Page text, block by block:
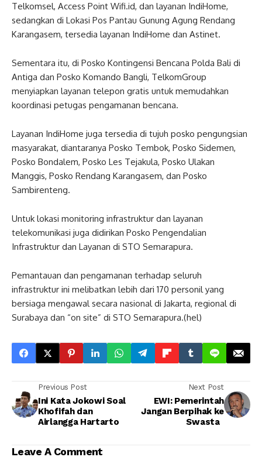
Telkomsel, Access Point Wifi.id, dan layanan IndiHome,
sedangkan di Lokasi Pos Pantau Gunung Agung Rendang
Karangasem, tersedia layanan IndiHome dan Astinet.
Sementara itu, di Posko Kontingensi Bencana Polda Bali di
Antiga dan Posko Komando Bangli, TelkomGroup
menyiapkan layanan telepon gratis untuk memudahkan
koordinasi petugas pengamanan bencana.
Layanan IndiHome juga tersedia di tujuh posko pengungsian
masyarakat, diantaranya Posko Tembok, Posko Sidemen,
Posko Bondalem, Posko Les Tejakula, Posko Ulakan
Manggis, Posko Rendang Karangasem, dan Posko
Sambirenteng.
Untuk lokasi monitoring infrastruktur dan layanan
telekomunikasi juga didirikan Posko Pengendalian
Infrastruktur dan Layanan di STO Semarapura.
Pemantauan dan pengamanan terhadap seluruh
infrastruktur ini melibatkan lebih dari 170 personil yang
bersiaga mengawal secara nasional di Jakarta, regional di
Surabaya dan “on site” di STO Semarapura.(hel)
Previous Post
Ini Kata Jokowi Soal
Khofifah dan
Airlangga Hartarto
Next Post
EWI: Pemerintah
Jangan Berpihak ke
Swasta
Leave A Comment